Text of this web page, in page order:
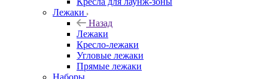
Лежаки
Назад
Лежаки
Кресло-лежаки
Угловые лежаки
Прямые лежаки
Наборы